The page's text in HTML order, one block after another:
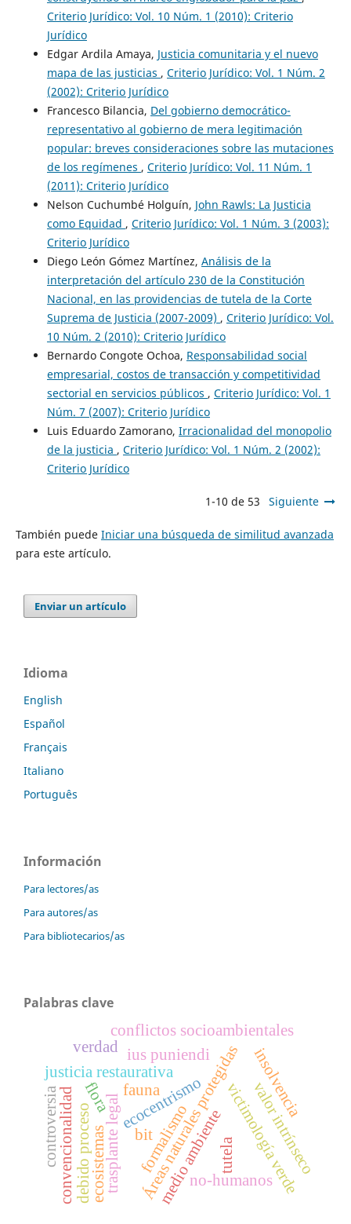
Criterio Jurídico: Vol. 10 Núm. 1 (2010): Criterio
Jurídico
Edgar Ardila Amaya, Justicia comunitaria y el nuevo
mapa de las justicias , Criterio Jurídico: Vol. 1 Núm. 2
(2002): Criterio Jurídico
Francesco Bilancia, Del gobierno democrático-
representativo al gobierno de mera legitimación
popular: breves consideraciones sobre las mutaciones
de los regímenes , Criterio Jurídico: Vol. 11 Núm. 1
(2011): Criterio Jurídico
Nelson Cuchumbé Holguín, John Rawls: La Justicia
como Equidad , Criterio Jurídico: Vol. 1 Núm. 3 (2003):
Criterio Jurídico
Diego León Gómez Martínez, Análisis de la
interpretación del artículo 230 de la Constitución
Nacional, en las providencias de tutela de la Corte
Suprema de Justicia (2007-2009) , Criterio Jurídico: Vol.
10 Núm. 2 (2010): Criterio Jurídico
Bernardo Congote Ochoa, Responsabilidad social
empresarial, costos de transacción y competitividad
sectorial en servicios públicos , Criterio Jurídico: Vol. 1
Núm. 7 (2007): Criterio Jurídico
Luis Eduardo Zamorano, Irracionalidad del monopolio
de la justicia , Criterio Jurídico: Vol. 1 Núm. 2 (2002):
Criterio Jurídico
1-10 de 53 Siguiente
También puede Iniciar una búsqueda de similitud avanzada
para este artículo.
Enviar un artículo
Idioma
English
Español
Français
Italiano
Português
Información
Para lectores/as
Para autores/as
Para bibliotecarios/as
Palabras clave
trasplante legalÁreas naturales protegidas
conflictos socioambientales
ecocentrismo
flora fauna
medio ambiente
ecosistemas
justicia restaurativa
ius puniendi
no-humanos
victimología verde
valor intrínseco
debido proceso
convencionalidad bit
controversia tutela
insolvencia
formalismo
verdad